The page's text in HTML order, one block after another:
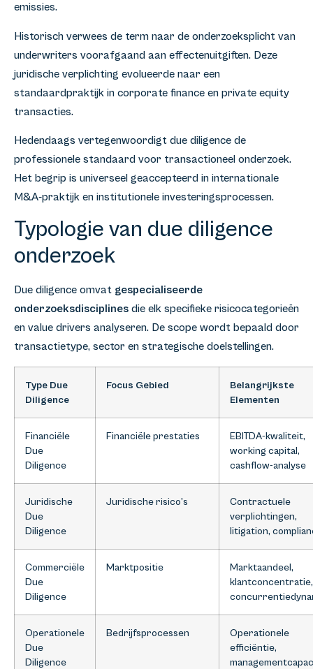
emissies.
Historisch verwees de term naar de onderzoeksplicht van
underwriters voorafgaand aan effectenuitgiften. Deze
juridische verplichting evolueerde naar een
standaardpraktijk in corporate finance en private equity
transacties.
Hedendaags vertegenwoordigt due diligence de
professionele standaard voor transactioneel onderzoek.
Het begrip is universeel geaccepteerd in internationale
M&A-praktijk en institutionele investeringsprocessen.
Typologie van due diligence
onderzoek
Due diligence omvat gespecialiseerde
onderzoeksdisciplines die elk specifieke risicocategorieën
en value drivers analyseren. De scope wordt bepaald door
transactietype, sector en strategische doelstellingen.
Type Due
Diligence
Focus Gebied
Belangrijkste
Elementen
Financiële
Due
Diligence
Financiële prestaties
EBITDA-kwaliteit,
working capital,
cashflow-analyse
Juridische
Due
Diligence
Juridische risico’s
Contractuele
verplichtingen,
litigation,
Commerciële
Due
Diligence
Marktpositie
Marktaandeel,
klantconcentratie,
Operationele
Due
Diligence
Bedrijfsprocessen
Operationele
efficiëntie,